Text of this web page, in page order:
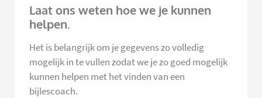
Laat ons weten hoe we je kunnen
helpen.
Het is belangrijk om je gegevens zo volledig
mogelijk in te vullen zodat we je zo goed mogelijk
kunnen helpen met het vinden van een
bijlescoach.